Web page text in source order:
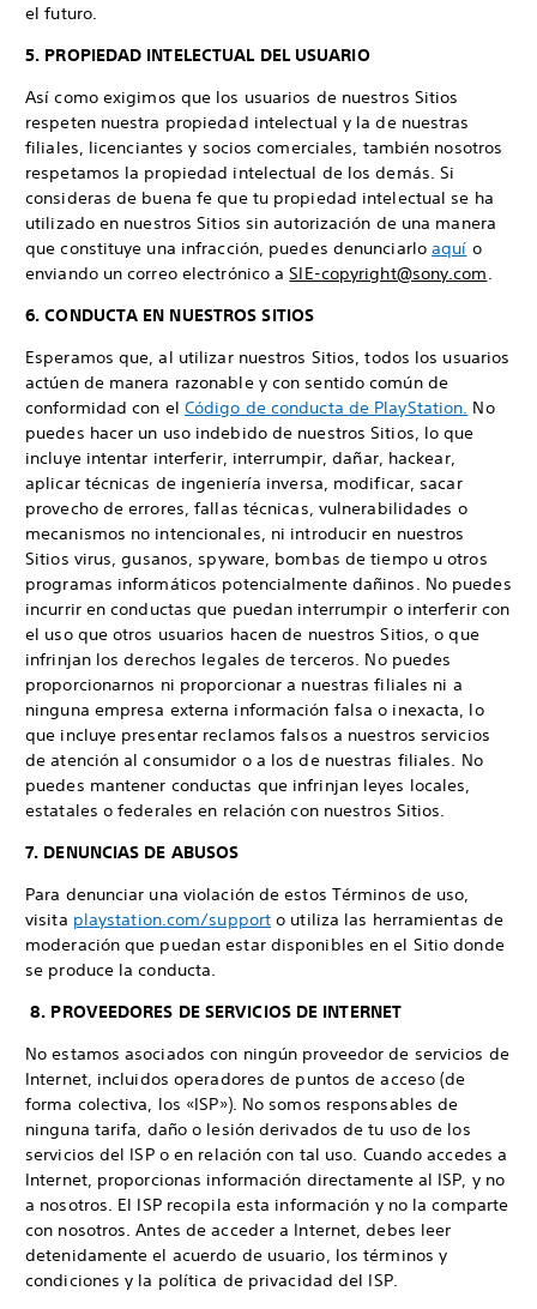
el futuro.
5. PROPIEDAD INTELECTUAL DEL USUARIO
Así como exigimos que los usuarios de nuestros Sitios
respeten nuestra propiedad intelectual y la de nuestras
filiales, licenciantes y socios comerciales, también nosotros
respetamos la propiedad intelectual de los demás. Si
consideras de buena fe que tu propiedad intelectual se ha
utilizado en nuestros Sitios sin autorización de una manera
que constituye una infracción, puedes denunciarloaquí o
enviando un correo electrónico aSIE-copyright@sony.com.
6. CONDUCTA EN NUESTROS SITIOS
Esperamos que, al utilizar nuestros Sitios, todos los usuarios
actúen de manera razonable y con sentido común de
conformidad con el Código de conducta de PlayStation. No
puedes hacer un uso indebido de nuestros Sitios, lo que
incluye intentar interferir, interrumpir, dañar, hackear,
aplicar técnicas de ingeniería inversa, modificar, sacar
provecho de errores, fallas técnicas, vulnerabilidades o
mecanismos no intencionales, ni introducir en nuestros
Sitios virus, gusanos, spyware, bombas de tiempo u otros
programas informáticos potencialmente dañinos. No puedes
incurrir en conductas que puedan interrumpir o interferir con
el uso que otros usuarios hacen de nuestros Sitios, o que
infrinjan los derechos legales de terceros. No puedes
proporcionarnos ni proporcionar a nuestras filiales ni a
ninguna empresa externa información falsa o inexacta, lo
que incluye presentar reclamos falsos a nuestros servicios
de atención al consumidor o a los de nuestras filiales. No
puedes mantener conductas que infrinjan leyes locales,
estatales o federales en relación con nuestros Sitios.
7. DENUNCIAS DE ABUSOS
Para denunciar una violación de estos Términos de uso,
visita playstation.com/support o utiliza las herramientas de
moderación que puedan estar disponibles en el Sitio donde
se produce la conducta.
8. PROVEEDORES DE SERVICIOS DE INTERNET
No estamos asociados con ningún proveedor de servicios de
Internet, incluidos operadores de puntos de acceso (de
forma colectiva, los «ISP»). No somos responsables de
ninguna tarifa, daño o lesión derivados de tu uso de los
servicios del ISP o en relación con tal uso. Cuando accedes a
Internet, proporcionas información directamente al ISP, y no
a nosotros. El ISP recopila esta información y no la comparte
con nosotros. Antes de acceder a Internet, debes leer
detenidamente el acuerdo de usuario, los términos y
condiciones y la política de privacidad del ISP.